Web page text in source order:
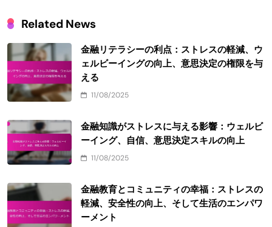
Related News
金融リテラシーの利点：ストレスの軽減、ウ
ェルビーイングの向上、意思決定の権限を与
える
11/08/2025
金融知識がストレスに与える影響：ウェルビ
ーイング、自信、意思決定スキルの向上
11/08/2025
金融教育とコミュニティの幸福：ストレスの
軽減、安全性の向上、そして生活のエンパワ
ーメント